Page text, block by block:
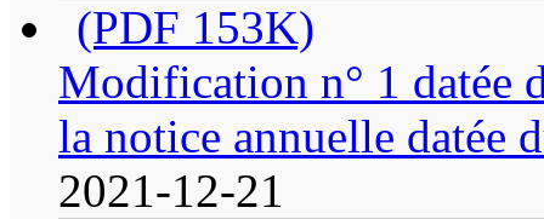
(PDF 153K)
Modification n° 1 datée
la notice annuelle datée
2021-12-21